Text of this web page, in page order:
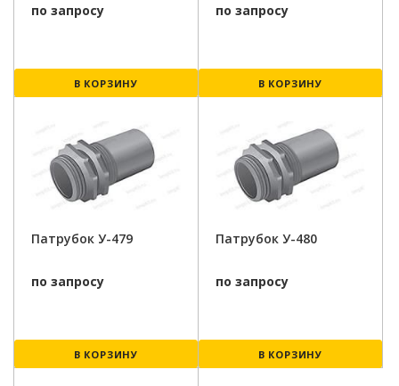
по запросу
В КОРЗИНУ
по запросу
В КОРЗИНУ
Патрубок У-479
по запросу
В КОРЗИНУ
Патрубок У-480
по запросу
В КОРЗИНУ